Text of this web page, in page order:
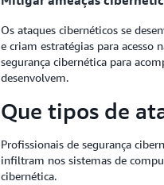
Os ataques cibernéticos se
e criam estratégias para acesso
segurança cibernética para
desenvolvem.
Que tipos de
Profissionais de segurança
infiltram nos sistemas de
cibernética.